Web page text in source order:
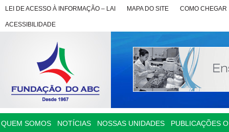
LEI DE ACESSO À INFORMAÇÃO – LAI MAPA DO SITE COMO CHEGAR
ACESSIBILIDADE
QUEM SOMOS NOTÍCIAS NOSSAS UNIDADES PUBLICAÇÕES